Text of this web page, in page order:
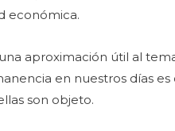
económica.
aproximación útil al
en nuestros días
son objeto.